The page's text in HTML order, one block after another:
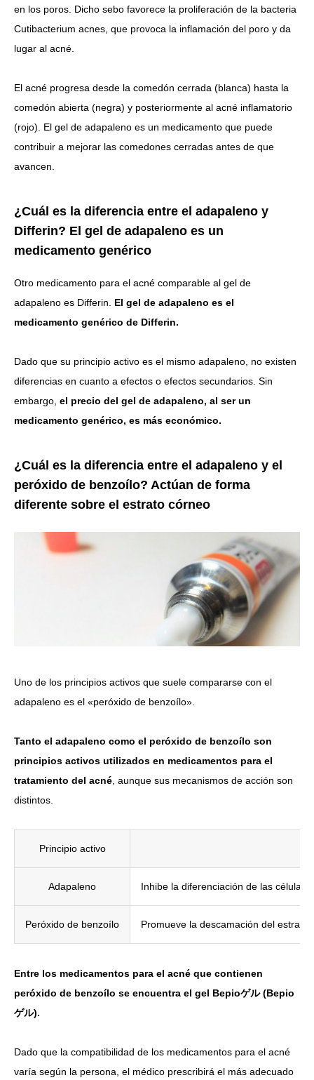
en los poros. Dicho sebo favorece la proliferación de la bacteria
Cutibacterium acnes, que provoca la inflamación del poro y da
lugar al acné.
El acné progresa desde la comedón cerrada (blanca) hasta la
comedón abierta (negra) y posteriormente al acné inflamatorio
(rojo). El gel de adapaleno es un medicamento que puede
contribuir a mejorar las comedones cerradas antes de que
avancen.
¿Cuál es la diferencia entre el adapaleno y
Differin? El gel de adapaleno es un
medicamento genérico
Otro medicamento para el acné comparable al gel de
adapaleno es Differin. El gel de adapaleno es el
medicamento genérico de Differin.
Dado que su principio activo es el mismo adapaleno, no existen
diferencias en cuanto a efectos o efectos secundarios. Sin
embargo, el precio del gel de adapaleno, al ser un
medicamento genérico, es más económico.
¿Cuál es la diferencia entre el adapaleno y el
peróxido de benzoílo? Actúan de forma
diferente sobre el estrato córneo
Uno de los principios activos que suele compararse con el
adapaleno es el «peróxido de benzoílo».
Tanto el adapaleno como el peróxido de benzoílo son
principios activos utilizados en medicamentos para el
tratamiento del acné , aunque sus mecanismos de acción son
distintos.
Principio activo
Adapaleno Inhibe la diferenciación de las células
Peróxido de benzoílo Promueve la descamación del
Entre los medicamentos para el acné que contienen
peróxido de benzoílo se encuentra el gel Bepioゲル (Bepio
ゲル).
Dado que la compatibilidad de los medicamentos para el acné
varía según la persona, el médico prescribirá el más adecuado